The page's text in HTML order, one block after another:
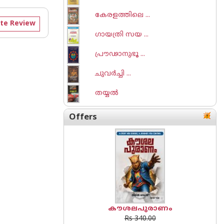
Review
കേരളത്തിലെ ...
ഗായത്രി സയ ...
പ്രൗഢാനുഭൂ ...
ചുവര്‍ച്ചി ...
തയ്യല്‍
Offers
കൗശലപുരാണം
Rs 340.00